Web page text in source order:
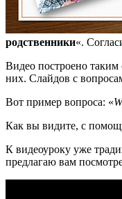
родственники«.
Видео построено таким
них. Слайдов с
Вот пример вопроса: «
Как вы видите, с
К видеоуроку уже
предлагаю вам